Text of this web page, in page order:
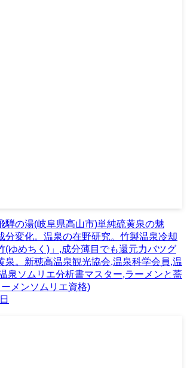
騨の湯(岐阜県高山市)単純硫黄泉の魅
分変化。温泉の在野研究。竹製温泉冷却
(ゆめちく)」,成分薄目でも還元力バツグ
泉。新穂高温泉観光協会,温泉科学会員,温
泉ソムリエ分析書マスター,ラーメンと蕎
メンソムリエ資格)